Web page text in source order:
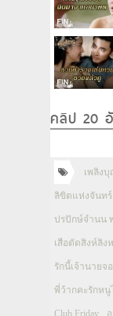
คลิป 20
เพลิง
ลิขิตแห่งจันทร์
ปรปักษ์จำนน
เสือตัดสิงห์ลิง
รักนี้เจ้านายจ
พี่ว้ากคะรักหนู
Club Friday